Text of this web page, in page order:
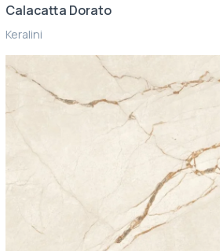
Calacatta Dorato
Keralini